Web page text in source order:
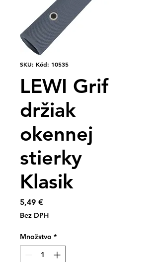
SKU: Kód: 10535
LEWI Grif
držiak
okennej
stierky
Klasik
5,49 €Price
Bez DPH
Množstvo *